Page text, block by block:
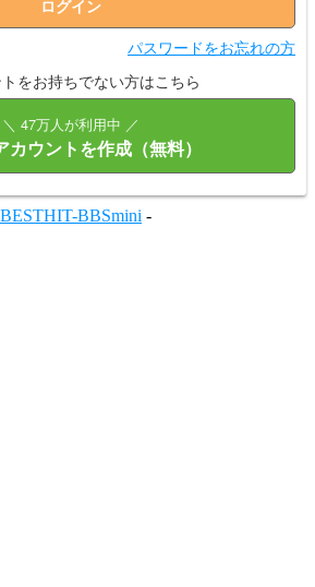
パスワードをお忘れの方
をお持ちでない方はこちら
＼ 47万人が利用中 ／
カウントを作成（無料）
BESTHIT-BBSmini -